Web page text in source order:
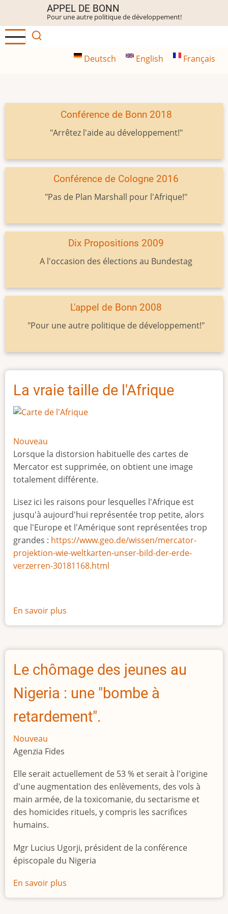
contenu
principal
APPEL DE BONN
Pour une autre politique de développement!
Deutsch English Français
Conférence de Bonn 2018
"Arrêtez l'aide au développement!"
Conférence de Cologne 2016
"Pas de Plan Marshall pour l'Afrique!"
Dix Propositions 2009
A l'occasion des élections au Bundestag
L'appel de Bonn 2008
"Pour une autre politique de développement!"
La vraie taille de l'Afrique
Nouveau
Lorsque la distorsion habituelle des cartes de
Mercator est supprimée, on obtient une image
totalement différente.
Lisez ici les raisons pour lesquelles l'Afrique est
jusqu'à aujourd'hui représentée trop petite, alors
que l'Europe et l'Amérique sont représentées trop
grandes : https://www.geo.de/wissen/mercator-
projektion-wie-weltkarten-unser-bild-der-erde-
verzerren-30181168.html
En savoir plus
La
taille
l'Afrique
Le chômage des jeunes au
Nigeria : une "bombe à
retardement".
Nouveau
Agenzia Fides
Elle serait actuellement de 53 % et serait à l'origine
d'une augmentation des enlèvements, des vols à
main armée, de la toxicomanie, du sectarisme et
des homicides rituels, y compris les sacrifices
humains.
Mgr Lucius Ugorji, président de la conférence
épiscopale du Nigeria
En savoir plus
Le